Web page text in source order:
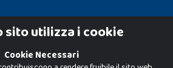
di Giocabene Srl. Ogni riproduzione o utilizzo non
sito utilizza i cookie
Cookie Necessari